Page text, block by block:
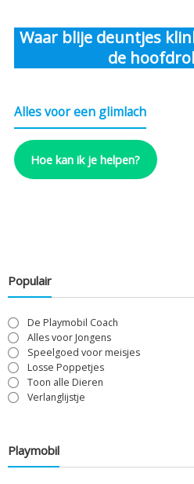
Waar blije deuntjes
de
Alles voor een glimlach
Hoe kan ik je helpen?
Populair
De Playmobil Coach
Alles voor Jongens
Speelgoed voor meisjes
Losse Poppetjes
Toon alle Dieren
Verlanglijstje
Playmobil